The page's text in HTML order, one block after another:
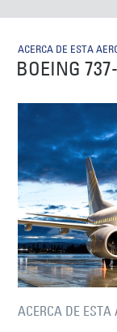
ACERCA DE ESTA
BOEING
ACERCA DE ESTA